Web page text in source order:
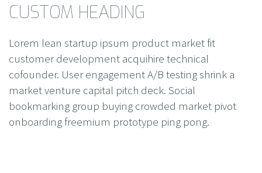
CUSTOM HEADING
Lorem lean startup ipsum product market fit
customer development acquihire technical
cofounder. User engagement A/B testing shrink a
market venture capital pitch deck. Social
bookmarking group buying crowded market pivot
onboarding freemium prototype ping pong.